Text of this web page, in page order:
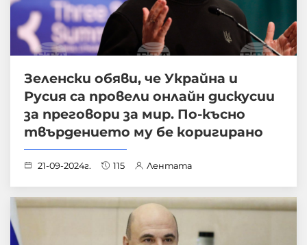
Зеленски обяви, че Украйна и
Русия са провели онлайн дискусии
за преговори за мир. По-късно
твърдението му бе коригирано
21-09-2024г. 115 Лентата